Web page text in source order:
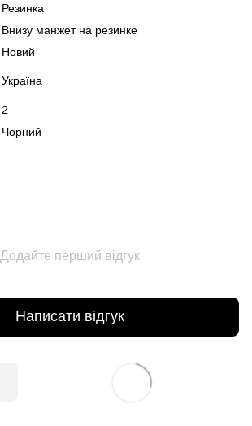
Резинка
Внизу манжет на резинке
Новий
Україна
2
Чорний
Додайте перший відгук
Написати відгук